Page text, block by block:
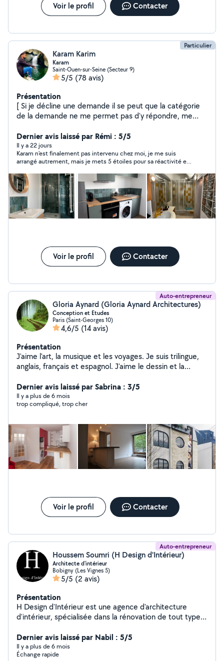
Voir le profil Contacter
Particulier
Karam Karim
Karam
Saint-Ouen-sur-Seine (Secteur 9)
5/5 (78 avis)
Présentation
[ Si je décline une demande il se peut que la catégorie
de la demande ne me permet pas d'y répondre, me
fort de plus de 10 ans d'expérience. Cuisiniste de
métier. Je serais être l'homme de la situation
concernant tout bricolage intérieur, montage de
meuble, cuisine, pose de parquet flottant, plomberie et
électricité. Soucieux du détail Minutieux Finition propre
Travail propre et professionnel A l'écoute du client Prix
raisonnable N'hésitez pas à me contacter. Je vous
garantie un travail au niveau de vos attentes. Je reste
joignable sur mon numéro également.
Dernier avis laissé par Rémi : 5/5
Il y a 22 jours
Karam n'est finalement pas intervenu chez moi, je me suis
arrangé autrement, mais je mets 5 étoiles pour sa réactivité et
Voir le profil Contacter
Auto-entrepreneur
Gloria Aynard (Gloria Aynard Architectures)
Conception et Etudes
Paris (Saint-Georges 10)
4,6/5 (14 avis)
Présentation
J'aime l'art, la musique et les voyages. Je suis trilingue,
anglais, français et espagnol. J'aime le dessin et la
Dernier avis laissé par Sabrina : 3/5
Il y a plus de 6 mois
trop compliqué, trop cher
Voir le profil Contacter
Auto-entrepreneur
Houssem Soumri (H Design d'Intérieur)
Architecte d'intérieur
Bobigny (Les Vignes 5)
5/5 (2 avis)
Présentation
H Design d'Intérieur est une agence d'architecture
d'intérieur, spécialisée dans la rénovation de tout type
restaurants, industrielles... Nous nous efforçons de
répondre à la demande des clients tous les en
accompagnons dans la faisabilité de leurs projets. Nous
Dernier avis laissé par Nabil : 5/5
Il y a plus de 6 mois
Échange rapide